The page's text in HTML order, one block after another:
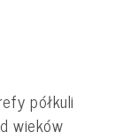
półkuli
wieków